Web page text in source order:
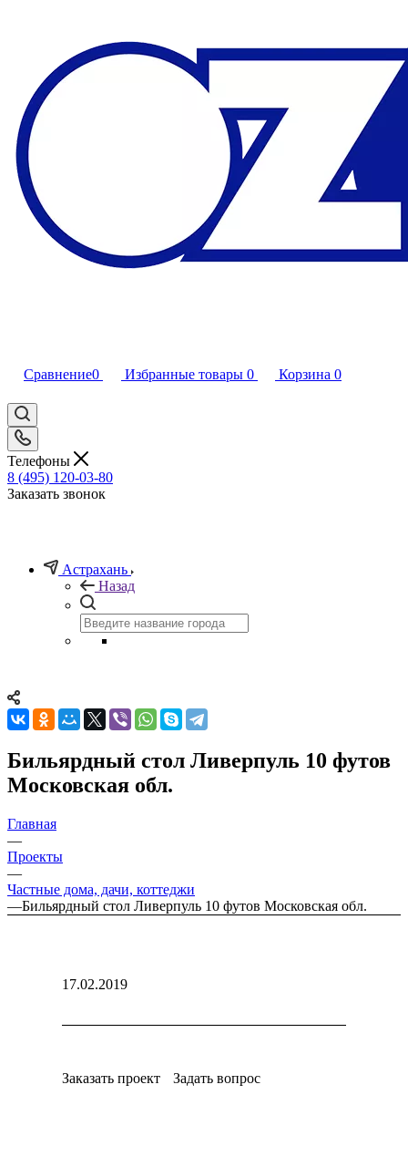
Сравнение0 Избранные товары 0 Корзина 0
Телефоны
8 (495) 120-03-80
Заказать звонок
Астрахань
Назад
Бильярдный стол Ливерпуль 10 футов
Московская обл.
Главная
—
Проекты
—
Частные дома, дачи, коттеджи
—Бильярдный стол Ливерпуль 10 футов Московская обл.
17.02.2019
Заказать проект Задать вопрос